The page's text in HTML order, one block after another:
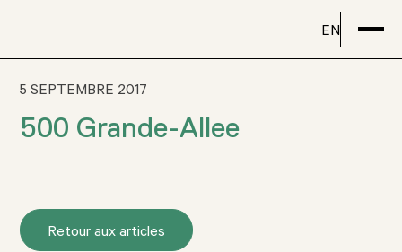
EN
5 SEPTEMBRE 2017
500 Grande-Allee
Retour aux articles